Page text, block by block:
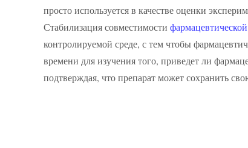
просто используется в качестве оценки
Стабилизация совместимости
контролируемой среде, с тем чтобы
времени для изучения того, приведет ли
подтверждая, что препарат может сохранить